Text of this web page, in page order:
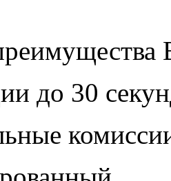
до 30